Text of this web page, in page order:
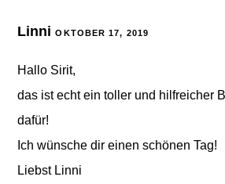
Linni OKTOBER 17, 2019
Hallo Sirit,
das ist echt ein toller und hilfreicher
dafür!
Ich wünsche dir einen schönen Tag!
Liebst Linni